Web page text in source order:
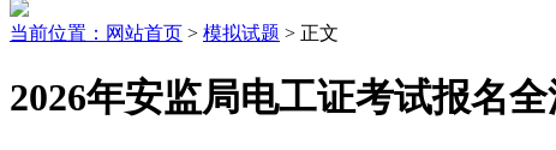
当前位置： 网站首页 > 模拟试题 > 正文
2026年安监局电工证考试报名